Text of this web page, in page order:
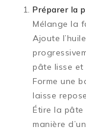
Préparer la
Mélange la
Ajoute
pâte lisse et
Forme une
laisse
Étire la pâte
manière